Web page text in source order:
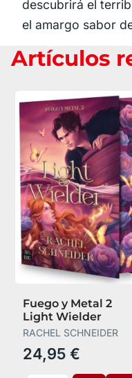
descubrirá el
el amargo sabor
Artículos
Fuego y Metal 2
Light Wielder
RACHEL SCHNEIDER
24,95 €